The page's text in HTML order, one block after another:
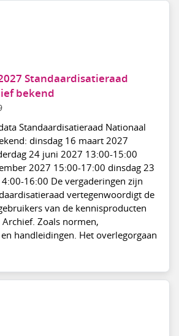
Standaardisatieraad
bekend
Standaardisatieraad Nationaal
dinsdag 16 maart 2027
24 juni 2027 13:00-15:00
2027 15:00-17:00 dinsdag 23
16:00 De vergaderingen zijn
vertegenwoordigt de
van de kennisproducten
Zoals normen,
handleidingen. Het overlegorgaan